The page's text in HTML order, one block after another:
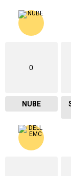
0
NUBE